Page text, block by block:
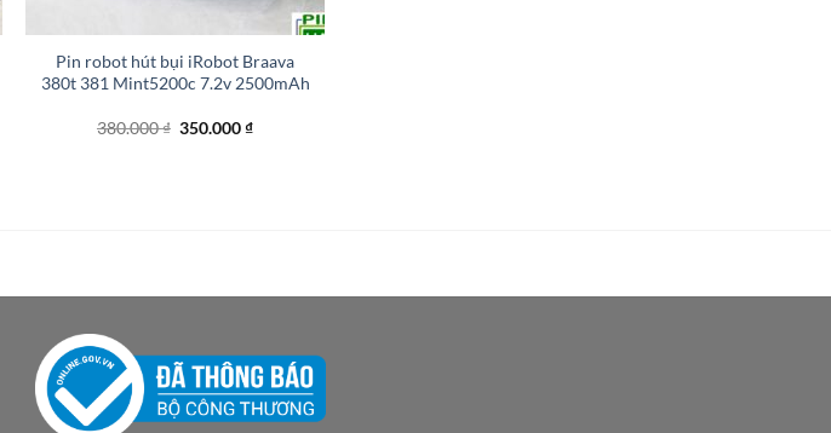
Pin robot hút bụi iRobot Braava
380t 381 Mint5200c 7.2v 2500mAh
380.000₫ Giá
350.000₫Giá